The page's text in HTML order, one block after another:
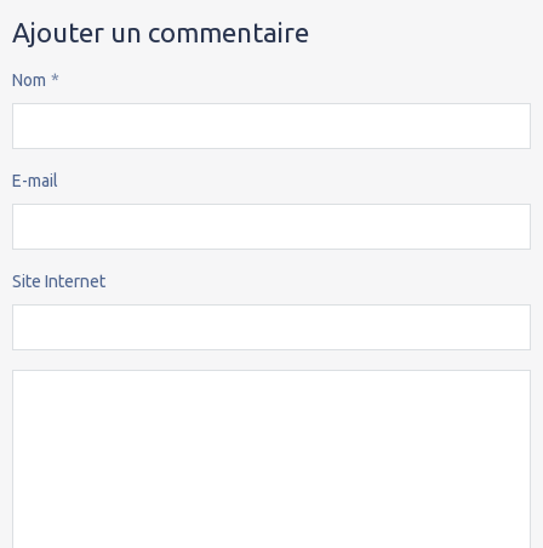
Ajouter un commentaire
Nom
E-mail
Site Internet